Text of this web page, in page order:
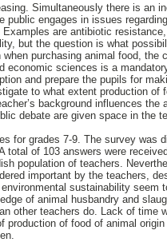
Simultaneously there is an
engages in issues
are antibiotic
but the question is what
purchasing animal food, the
economic sciences is a
and prepare the pupils for
to what extent production of
background influences the
debate are given space in the
for grades 7-9. The survey was
of 103 answers were
population of teachers.
important by the teachers,
sustainability seem
of animal husbandry and
other teachers do. Lack of time
of food of animal